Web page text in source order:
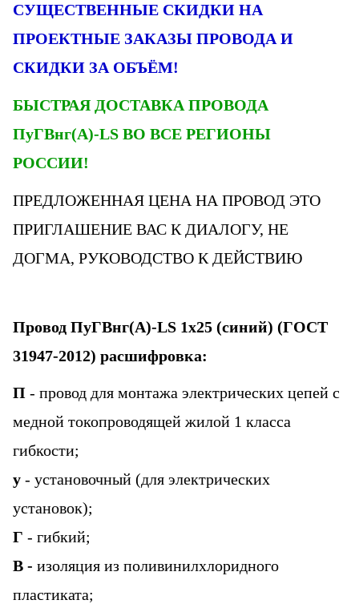
СУЩЕСТВЕННЫЕ СКИДКИ НА
ПРОЕКТНЫЕ ЗАКАЗЫ ПРОВОДА И
СКИДКИ ЗА ОБЪЁМ!
БЫСТРАЯ ДОСТАВКА ПРОВОДА
ПуГВнг(А)-LS ВО ВСЕ РЕГИОНЫ
РОССИИ!
ПРЕДЛОЖЕННАЯ ЦЕНА НА ПРОВОД ЭТО
ПРИГЛАШЕНИЕ ВАС К ДИАЛОГУ, НЕ
ДОГМА, РУКОВОДСТВО К ДЕЙСТВИЮ
Провод ПуГВнг(А)-LS 1х25 (синий) (ГОСТ
31947-2012) расшифровка:
П - провод для монтажа электрических цепей с
медной токопроводящей жилой 1 класса
гибкости;
у - установочный (для электрических
установок);
Г - гибкий;
В - изоляция из поливинилхлоридного
пластиката;